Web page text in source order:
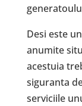
Desi este
anumite
acestuia
siguranta
serviciile